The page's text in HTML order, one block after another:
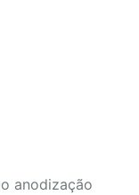
anodização